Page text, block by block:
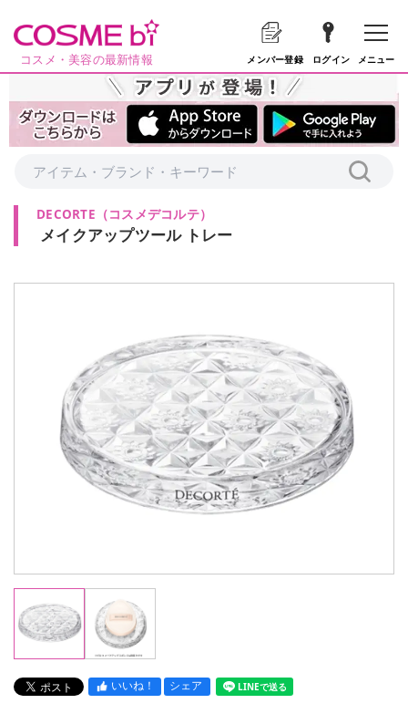
コスメ・美容の最新情報 メンバー登録 ログイン メニュー
DECORTE （コスメデコルテ）
メイクアップツール トレー
いいね！ シェア LINEで送る